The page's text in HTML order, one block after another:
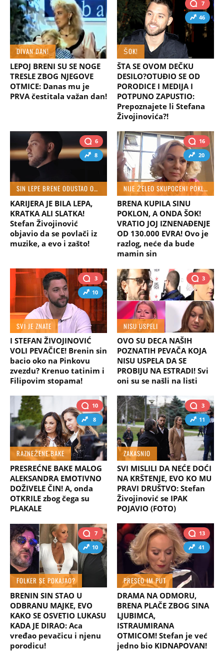
DIVAN DAN!
LEPOJ BRENI SU SE NOGE
TRESLE ZBOG NJEGOVE
OTMICE: Danas mu je
PRVA čestitala važan dan!
7
46
ŠOK!
ŠTA SE OVOM DEČKU
DESILO?OTUĐIO SE OD
PORODICE I MEDIJA I
POTPUNO ZAPUSTIO:
Prepoznajete li Stefana
Živojinovića?!
6
8
SIN LEPE BRENE ODUSTAO OD PEVANJA
KARIJERA JE BILA LEPA,
KRATKA ALI SLATKA!
Stefan Živojinović
objavio da se povlači iz
muzike, a evo i zašto!
16
20
NIJE ŽELEO SKUPOCENI POKLON
BRENA KUPILA SINU
POKLON, A ONDA ŠOK!
VRATIO JOJ IZNENAĐENJE
OD 130.000 EVRA! Ovo je
razlog, neće da bude
mamin sin
3
10
SVI JE ZNATE
I STEFAN ŽIVOJINOVIĆ
VOLI PEVAČICE! Brenin sin
bacio oko na Pinkovu
zvezdu? Krenuo tatinim i
Filipovim stopama!
3
NISU USPELI
OVO SU DECA NAŠIH
POZNATIH PEVAČA KOJA
NISU USPELA DA SE
PROBIJU NA ESTRADI! Svi
oni su se našli na listi
10
8
RAZNEŽENE BAKE
PRESREĆNE BAKE MALOG
ALEKSANDRA EMOTIVNO
DOŽIVELE ČIN! A, onda
OTKRILE zbog čega su
PLAKALE
3
11
ZAKASNIO
SVI MISLILI DA NEĆE DOĆI
NA KRŠTENJE, EVO KO MU
PRAVI DRUŠTVO: Stefan
Živojinović se IPAK
POJAVIO (FOTO)
7
10
FOLKER SE POKAJAO?
BRENIN SIN STAO U
ODBRANU MAJKE, EVO
KAKO SE OSVETIO LUKASU
KADA JE DIRAO: Aca
vređao pevačicu i njenu
porodicu!
13
41
PRESEO IM PUT
DRAMA NA ODMORU,
BRENA PLAČE ZBOG SINA
LJUBIMCA,
ISTRAUMIRANA
OTMICOM! Stefan je već
jedno bio KIDNAPOVAN!